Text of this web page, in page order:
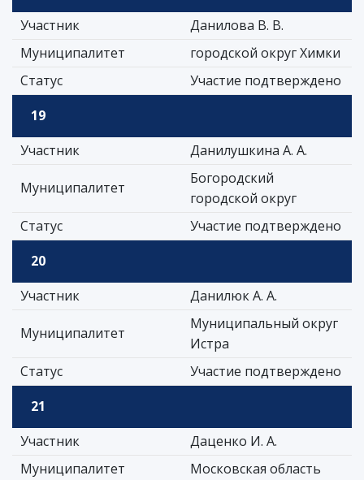
Участник
Данилова В. В.
Муниципалитет
городской округ Химки
Статус
Участие подтверждено
19
Участник
Данилушкина А. А.
Муниципалитет
Богородский
городской округ
Статус
Участие подтверждено
20
Участник
Данилюк А. А.
Муниципалитет
Муниципальный округ
Истра
Статус
Участие подтверждено
21
Участник
Даценко И. А.
Муниципалитет
Московская область